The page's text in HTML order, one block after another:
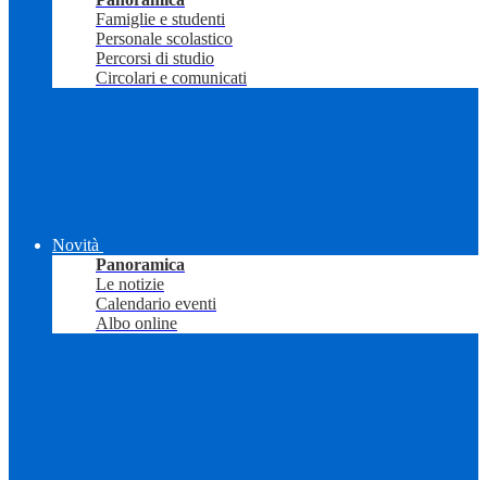
Famiglie e studenti
Personale scolastico
Percorsi di studio
Circolari e comunicati
Novità
Panoramica
Le notizie
Calendario eventi
Albo online